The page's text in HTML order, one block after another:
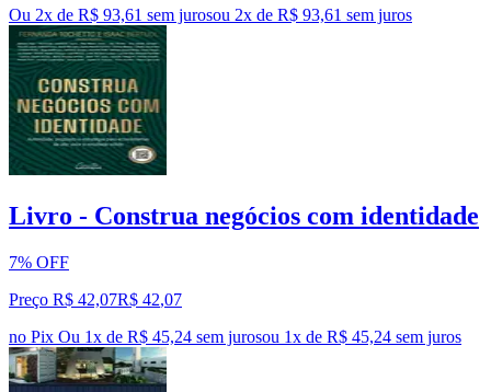
Ou 2x de R$ 93,61 sem jurosou 2x de R$ 93,61 sem juros
Livro - Construa negócios com identidade
7% OFF
Preço R$ 42,07R$ 42,07
no Pix Ou 1x de R$ 45,24 sem jurosou 1x de R$ 45,24 sem juros